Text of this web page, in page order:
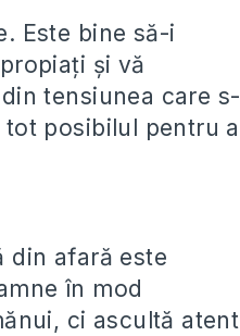
Este bine să-i
și vă
tensiunea care s-
posibilul pentru a
din afară este
în mod
ci ascultă atent